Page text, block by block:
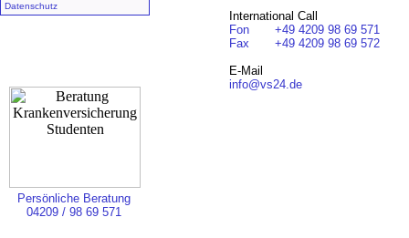
Datenschutz
Persönliche Beratung
04209 / 98 69 571
International Call
Fon
Fax
+49 4209 98 69 571
+49 4209 98 69 572
E-Mail
info@vs24.de